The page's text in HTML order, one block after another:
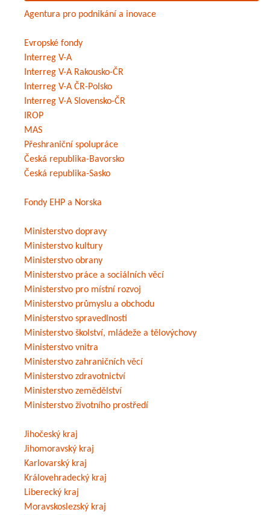
Agentura pro podnikání a inovace
Evropské fondy
Interreg V-A
Interreg V-A Rakousko-ČR
Interreg V-A ČR-Polsko
Interreg V-A Slovensko-ČR
IROP
MAS
Přeshraniční spolupráce
Česká republika-Bavorsko
Česká republika-Sasko
Fondy EHP a Norska
Ministerstvo dopravy
Ministerstvo kultury
Ministerstvo obrany
Ministerstvo práce a sociálních věcí
Ministerstvo pro místní rozvoj
Ministerstvo průmyslu a obchodu
Ministerstvo spravedlnosti
Ministerstvo školství, mládeže a tělovýchovy
Ministerstvo vnitra
Ministerstvo zahraničních věcí
Ministerstvo zdravotnictví
Ministerstvo zemědělství
Ministerstvo životního prostředí
Jihočeský kraj
Jihomoravský kraj
Karlovarský kraj
Královehradecký kraj
Liberecký kraj
Moravskoslezský kraj